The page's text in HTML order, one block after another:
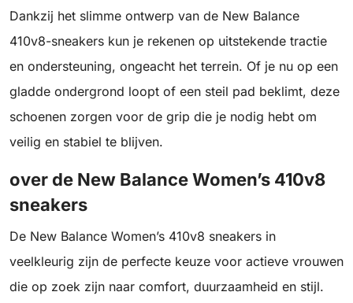
Dankzij het slimme ontwerp van de New Balance
410v8-sneakers kun je rekenen op uitstekende tractie
en ondersteuning, ongeacht het terrein. Of je nu op een
gladde ondergrond loopt of een steil pad beklimt, deze
schoenen zorgen voor de grip die je nodig hebt om
veilig en stabiel te blijven.
over de New Balance Women’s 410v8
sneakers
De New Balance Women’s 410v8 sneakers in
veelkleurig zijn de perfecte keuze voor actieve vrouwen
die op zoek zijn naar comfort, duurzaamheid en stijl.